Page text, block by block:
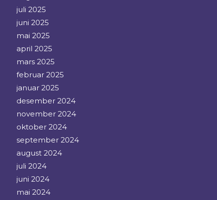
juli 2025
juni 2025
mai 2025
april 2025
mars 2025
februar 2025
januar 2025
desember 2024
november 2024
oktober 2024
september 2024
august 2024
juli 2024
juni 2024
mai 2024